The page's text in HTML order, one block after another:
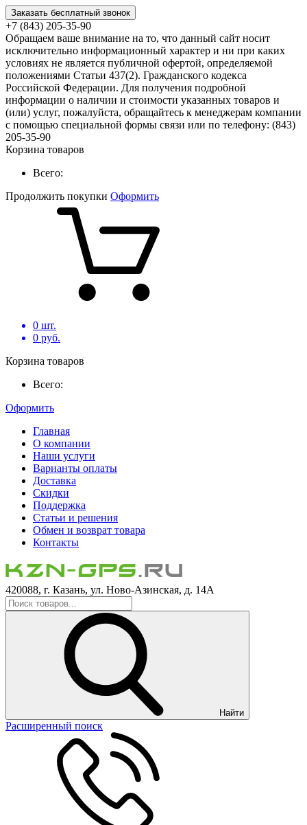
Заказать бесплатный звонок
+7 (843) 205-35-90
Обращаем ваше внимание на то, что данный сайт носит
исключительно информационный характер и ни при каких
условиях не является публичной офертой, определяемой
положениями Статьи 437(2). Гражданского кодекса
Российской Федерации. Для получения подробной
информации о наличии и стоимости указанных товаров и
(или) услуг, пожалуйста, обращайтесь к менеджерам компании
с помощью специальной формы связи или по телефону: (843)
205-35-90
Корзина товаров
Всего:
Продолжить покупки Оформить
0 шт.
0 руб.
Корзина товаров
Всего:
Оформить
Главная
О компании
Наши услуги
Варианты оплаты
Доставка
Скидки
Поддержка
Статьи и решения
Обмен и возврат товара
Контакты
420088, г. Казань, ул. Ново-Азинская, д. 14А
Найти
Расширенный поиск